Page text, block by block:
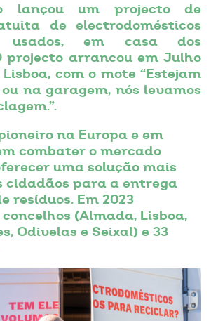
lançou um projecto de
de electrodomésticos
usados, em casa dos
projecto arrancou em Julho
Lisboa, com o mote “Estejam
na garagem, nós levamos
na Europa e em
combater o mercado
uma solução mais
cidadãos para a entrega
resíduos. Em 2023
(Almada, Lisboa,
Odivelas e Seixal) e 33